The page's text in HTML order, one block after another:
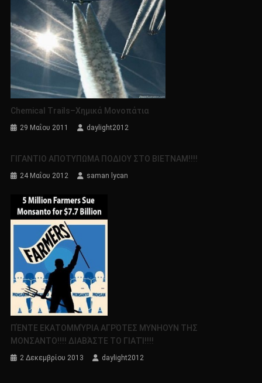
Chemical Trails–Χημικά Μονοπάτια
29 Μαΐου 2011 daylight2012
ΓΙΓΑΝΤΙΟ ΑΠΟΤΥΠΩΜΑ ΠΟΔΙΟΥ ΣΤΟ ΒΙΕΤΝΑΜ!!!!
24 Μαΐου 2012 saman lycan
ΠΈΝΤΕ ΕΚΑΤΟΜΜΎΡΙΑ ΑΓΡΌΤΕΣ ΜΥΝΗΟΥΝ ΤΗΣ
ΜΟΝΣΑΝΤΟ!!!! ΔΙΑΒΆΣΤΕ ΤΟ ΓΙΑΤΊ!!!!
2 Δεκεμβρίου 2013 daylight2012